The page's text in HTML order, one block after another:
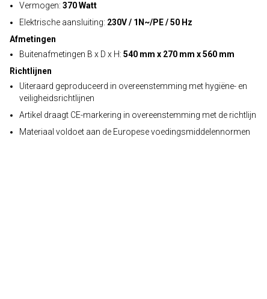
Vermogen: 370 Watt
Elektrische aansluiting: 230V / 1N~/PE / 50 Hz
Afmetingen
Buitenafmetingen B x D x H: 540 mm x 270 mm x 560 mm
Richtlijnen
Uiteraard geproduceerd in overeenstemming met hygiëne- en
veiligheidsrichtlijnen
Artikel draagt CE-markering in overeenstemming met de richtlijn
Materiaal voldoet aan de Europese voedingsmiddelennormen